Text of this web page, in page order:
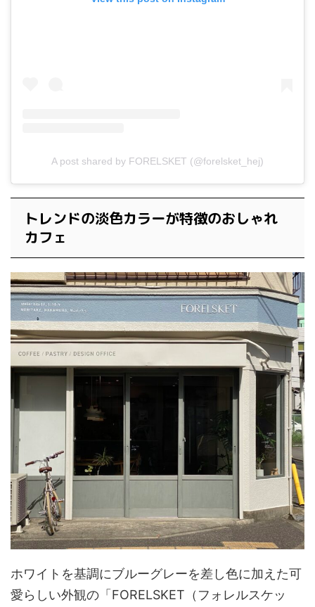
A post shared by FORELSKET (@forelsket_hej)
トレンドの淡色カラーが特徴のおしゃれ
カフェ
ホワイトを基調にブルーグレーを差し色に加えた可
愛らしい外観の「FORELSKET（フォレルスケッ